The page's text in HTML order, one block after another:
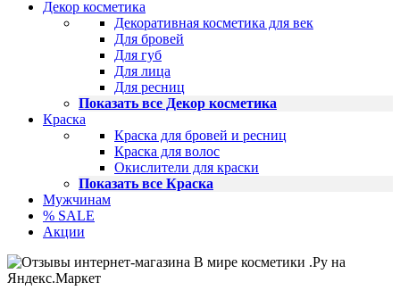
Декор косметика
Декоративная косметика для век
Для бровей
Для губ
Для лица
Для ресниц
Показать все Декор косметика
Краска
Краска для бровей и ресниц
Краска для волос
Окислители для краски
Показать все Краска
Мужчинам
% SALE
Акции